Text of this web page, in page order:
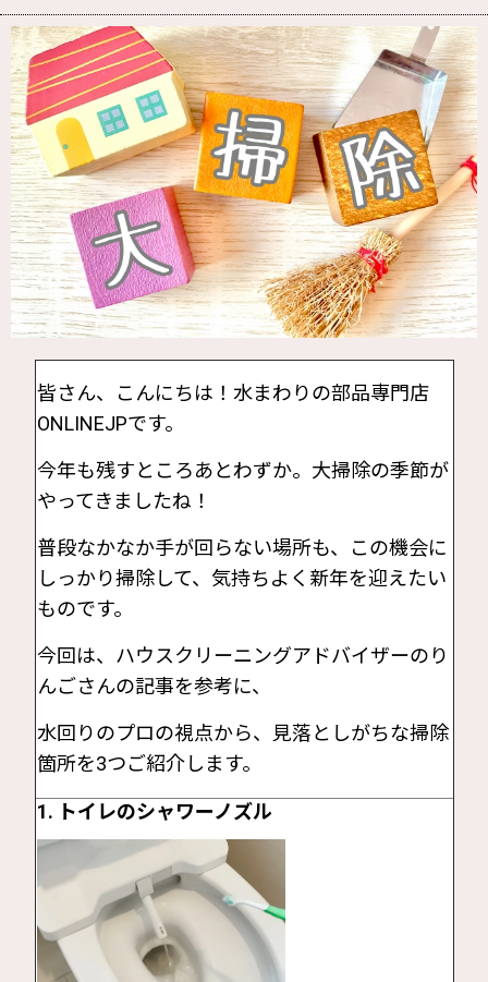
皆さん、こんにちは！水まわりの部品専門店
ONLINEJPです。
今年も残すところあとわずか。大掃除の季節が
やってきましたね！
普段なかなか手が回らない場所も、この機会に
しっかり掃除して、気持ちよく新年を迎えたい
ものです。
今回は、ハウスクリーニングアドバイザーのり
んごさんの記事を参考に、
水回りのプロの視点から、見落としがちな掃除
箇所を3つご紹介します。
1. トイレのシャワーノズル